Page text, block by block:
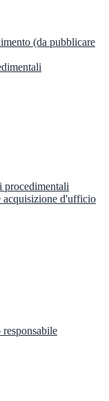
(da pubblicare
procedimentali
acquisizione d'ufficio